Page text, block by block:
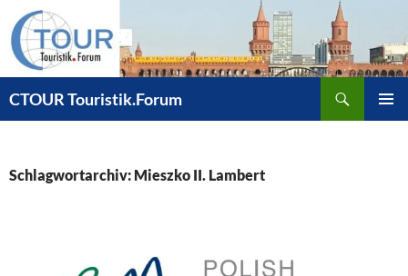
Zum
Inhalt
springen
CTOUR Touristik.Forum
Schlagwortarchiv: Mieszko II. Lambert